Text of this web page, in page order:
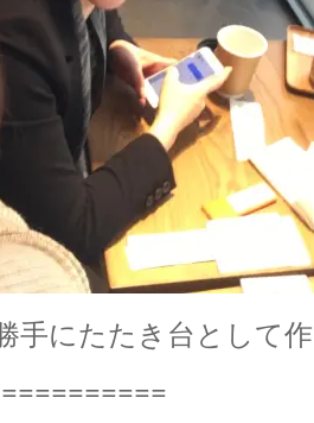
手にたたき台として